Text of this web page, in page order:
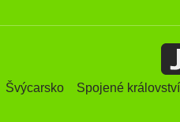
Švýcarsko Spojené království